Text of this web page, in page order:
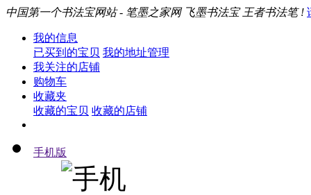
中国第一个书法宝网站 - 笔墨之家网 飞墨书法宝 王者书法笔 !
我的信息
已买到的宝贝 我的地址管理
我关注的店铺
购物车
收藏夹
收藏的宝贝 收藏的店铺
手机版